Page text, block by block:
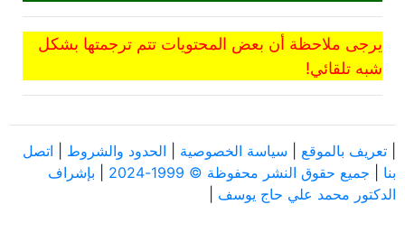
يرجى ملاحظة أن بعض المحتويات تتم ترجمتها بشكل
شبه تلقائي!
تعريف بالموقع سياسة الخصوصية الحدود والشروط
اتصل
بنا
جميع حقوق النشر محفوظة © 1999-2024
بإشراف
الدكتور محمد علي حاج يوسف